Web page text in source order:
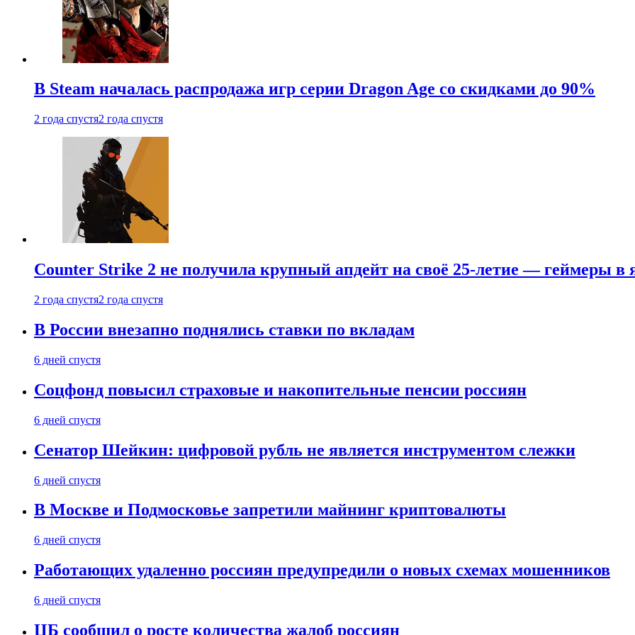
В Steam началась распродажа игр серии Dragon Age со скидками до 90%
2 года спустя2 года спустя
Counter Strike 2 не получила крупный апдейт на своё 25-летие — геймеры в
2 года спустя2 года спустя
В России внезапно поднялись ставки по вкладам
6 дней спустя
Соцфонд повысил страховые и накопительные пенсии россиян
6 дней спустя
Сенатор Шейкин: цифровой рубль не является инструментом слежки
6 дней спустя
В Москве и Подмосковье запретили майнинг криптовалюты
6 дней спустя
Работающих удаленно россиян предупредили о новых схемах мошенников
6 дней спустя
ЦБ сообщил о росте количества жалоб россиян